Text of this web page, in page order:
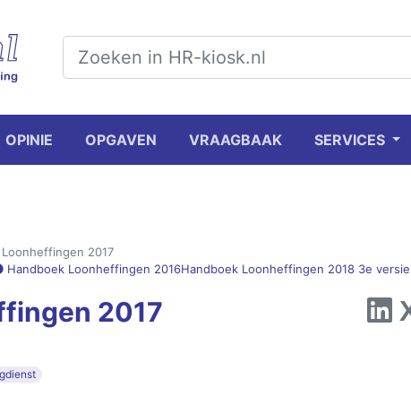
OPINIE OPGAVEN VRAAGBAAK SERVICES
2017
Handboek Loonheffingen 2016Handboek Loonheffingen 2018 3e versie
2017